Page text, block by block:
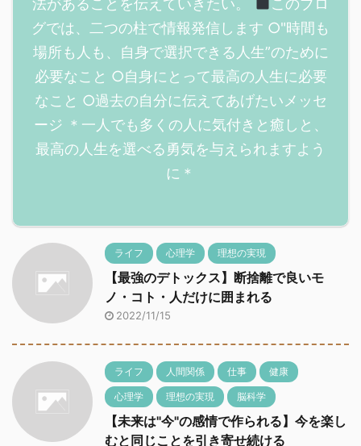
法があることを伝えていきたい。
このブロ
グでは、二つの柱で情報発信します ○"時間も
場所も人も、自身で選択できる人生”のために
必要なこと ○自身にとって最高の人生に必要
なこと ○過去の自分に伝えてあげたいメッセ
ージ ＊一人でも多くの人に気付きと癒しと、
最高の人生を選べる勇気を与えられますよう
に＊
ライフ 心理学 理想の実現
【最強のデトックス】断捨離で良いモ
ノ・コト・人だけに囲まれる
2022/11/15
ライフ 人間関係 仕事 健康
心理学 理想の実現 脳科学
【未来は"今"の感情で作られる】今を楽し
むと同じことを引き寄せ続ける